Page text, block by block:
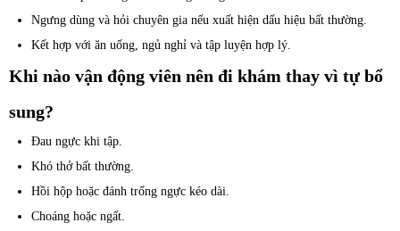
Ngưng dùng và hỏi chuyên gia nếu xuất hiện dấu hiệu bất thường.
Kết hợp với ăn uống, ngủ nghỉ và tập luyện hợp lý.
Khi nào vận động viên nên đi khám thay vì tự bổ
sung?
Đau ngực khi tập.
Khó thở bất thường.
Hồi hộp hoặc đánh trống ngực kéo dài.
Choáng hoặc ngất.